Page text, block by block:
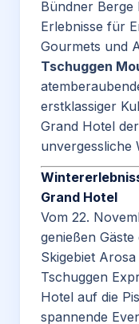
Bündner Berge
Erlebnisse für
Gourmets und
Tschuggen
erstklassiger
Grand Hotel
unvergessliche
Grand Hotel
Vom 22.
genießen
Skigebiet
Tschuggen
Hotel auf die
spannende